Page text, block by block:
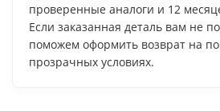
проверенные аналоги и 12
Если заказанная деталь вам не
поможем оформить возврат на
прозрачных условиях.